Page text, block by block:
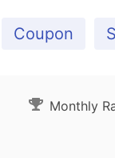
Coupon
Monthly